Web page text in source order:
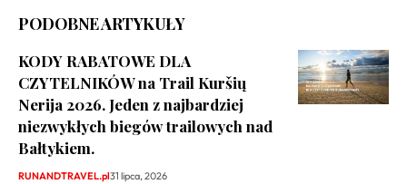
PODOBNE ARTYKUŁY
KODY RABATOWE DLA
CZYTELNIKÓW na Trail Kuršių
Nerija 2026. Jeden z najbardziej
niezwykłych biegów trailowych nad
Bałtykiem.
RUNANDTRAVEL.pl31 lipca, 2026